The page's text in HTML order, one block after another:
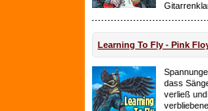
Learning To Fly - Pink
dass
verließ